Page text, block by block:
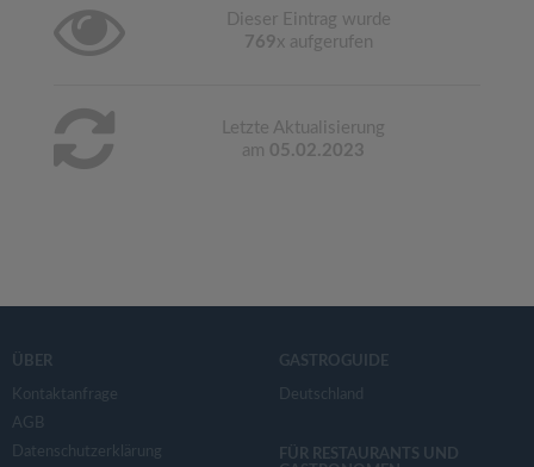
Dieser Eintrag wurde
769x aufgerufen
Letzte Aktualisierung
am 05.02.2023
ÜBER
Kontaktanfrage
AGB
Datenschutzerklärung
GASTROGUIDE
Deutschland
FÜR RESTAURANTS UND